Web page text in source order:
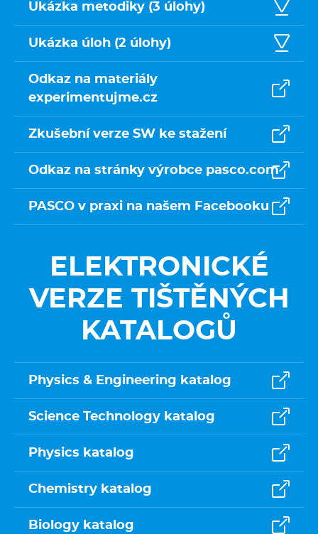
Ukázka metodiky (3 úlohy)
Ukázka úloh (2 úlohy)
Odkaz na materiály
experimentujme.cz
Zkušební verze SW ke stažení
Odkaz na stránky výrobce pasco.com
PASCO v praxi na našem Facebooku
ELEKTRONICKÉ
VERZE TIŠTĚNÝCH
KATALOGŮ
Physics & Engineering katalog
Science Technology katalog
Physics katalog
Chemistry katalog
Biology katalog